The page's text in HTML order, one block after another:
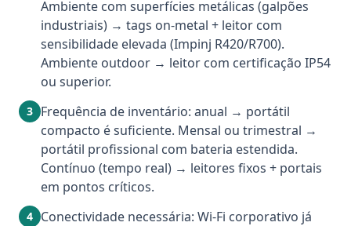
Ambiente com superfícies metálicas (galpões
industriais) → tags on-metal + leitor com
sensibilidade elevada (Impinj R420/R700).
Ambiente outdoor → leitor com certificação IP54
ou superior.
3 Frequência de inventário: anual → portátil
compacto é suficiente. Mensal ou trimestral →
portátil profissional com bateria estendida.
Contínuo (tempo real) → leitores fixos + portais
em pontos críticos.
4 Conectividade necessária: Wi-Fi corporativo já